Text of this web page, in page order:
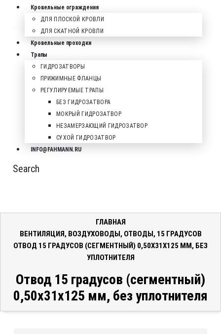
Кровельные ограждения
ДЛЯ ПЛОСКОЙ КРОВЛИ
ДЛЯ СКАТНОЙ КРОВЛИ
Кровельные проходки
Трапы
ГИДРОЗАТВОРЫ
ПРИЖИМНЫЕ ФЛАНЦЫ
РЕГУЛИРУЕМЫЕ ТРАПЫ
БЕЗ ГИДРОЗАТВОРА
МОКРЫЙ ГИДРОЗАТВОР
НЕЗАМЕРЗАЮЩИЙ ГИДРОЗАТВОР
СУХОЙ ГИДРОЗАТВОР
INFO@FAHMANN.RU
Search
ГЛАВНАЯ
ВЕНТИЛЯЦИЯ, ВОЗДУХОВОДЫ, ОТВОДЫ, 15 ГРАДУСОВ
ОТВОД 15 ГРАДУСОВ (СЕГМЕНТНЫЙ) 0,50X31X125 ММ, БЕЗ
УПЛОТНИТЕЛЯ
Отвод 15 градусов (сегментный)
0,50x31x125 мм, без уплотнителя